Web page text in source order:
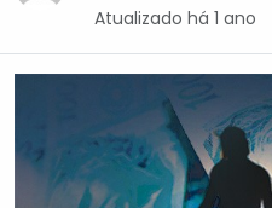
Atualizadohá 1 ano